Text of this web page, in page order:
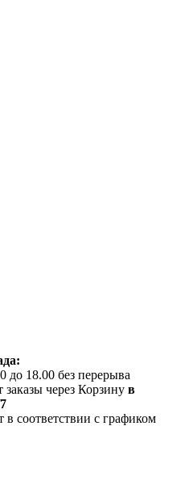
до 18.00 без перерыва
через Корзину в
в соответствии с графиком